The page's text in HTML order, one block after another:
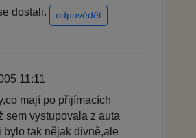
dostali.
odpovědět
11:11
mají po přijímacích
sem vystupovala z auta
bylo tak nějak divně,ale